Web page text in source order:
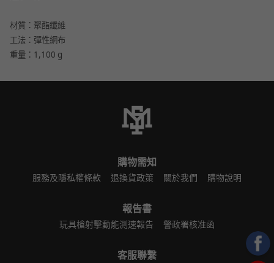
材質：聚酯纖維
工法：彈性網布
重量：1,100 g
購物需知
服務及隱私權條款 退換貨政策 關於我們 購物說明
報告書
玩具槍射擊動能測速報告 警政署核准函
客服聯繫